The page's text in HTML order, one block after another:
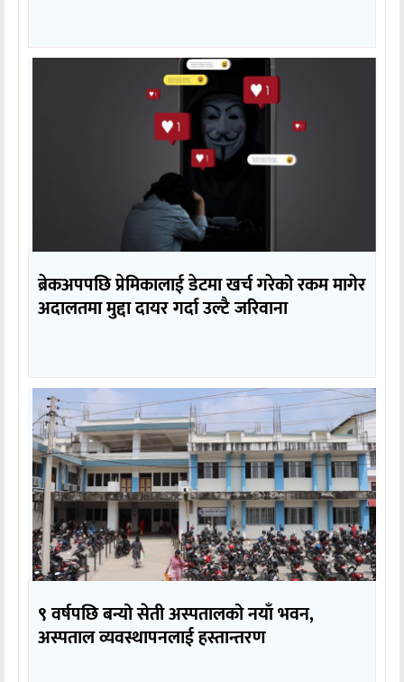
ब्रेकअपपछि प्रेमिकालाई डेटमा खर्च गरेको रकम मागेर
अदालतमा मुद्दा दायर गर्दा उल्टै जरिवाना
९ वर्षपछि बन्यो सेती अस्पतालको नयाँ भवन,
अस्पताल व्यवस्थापनलाई हस्तान्तरण